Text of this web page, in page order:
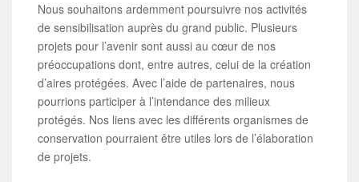
Nous souhaitons ardemment poursuivre nos activités
de sensibilisation auprès du grand public. Plusieurs
projets pour l’avenir sont aussi au cœur de nos
préoccupations dont, entre autres, celui de la création
d’aires protégées. Avec l’aide de partenaires, nous
pourrions participer à l’intendance des milieux
protégés. Nos liens avec les différents organismes de
conservation pourraient être utiles lors de l’élaboration
de projets.